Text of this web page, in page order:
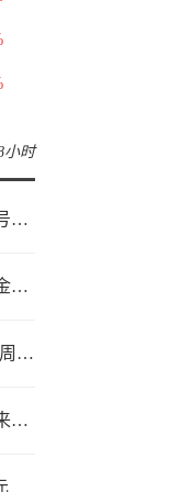
小时
8月5日财经早餐：美伊释放重大缓和信号，现货黄金高位持稳，美油重挫超6%
黄金交易提醒：霍尔木兹海峡现转机，金价小幅反弹，能否借就业数据再上新台阶？
黄金交易提醒：金价单日暴涨4%创近七周新高，加息预期降温叠加霍尔木兹“暂停信号”，牛市重启了？
地缘缓和叠加美联储中性偏鸽，黄金迎来上行窗口